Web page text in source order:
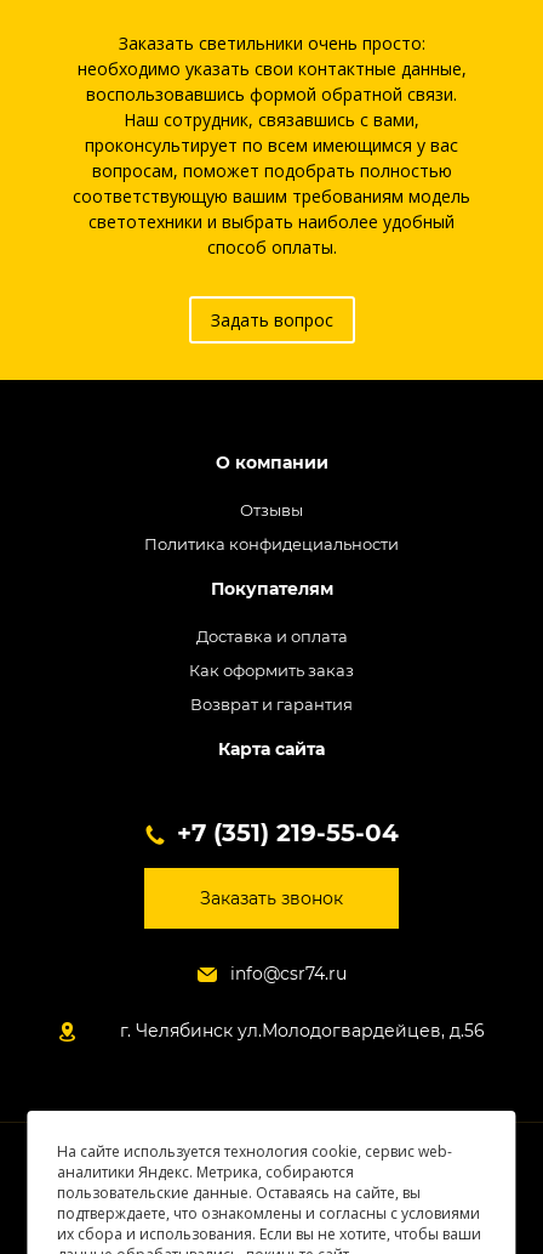
Заказать светильники очень просто:
необходимо указать свои контактные данные,
воспользовавшись формой обратной связи.
Наш сотрудник, связавшись с вами,
проконсультирует по всем имеющимся у вас
вопросам, поможет подобрать полностью
соответствующую вашим требованиям модель
светотехники и выбрать наиболее удобный
способ оплаты.
Задать вопрос
О компании
Отзывы
Политика конфидециальности
Покупателям
Доставка и оплата
Как оформить заказ
Возврат и гарантия
Карта сайта
+7 (351) 219-55-04
Заказать звонок
info@csr74.ru
г. Челябинск ул.Молодогвардейцев, д.56
© 2026 Все права защищены
На сайте используется технология cookie, сервис web-
аналитики Яндекс. Метрика, собираются
пользовательские данные. Оставаясь на сайте, вы
подтверждаете, что ознакомлены и согласны с условиями
их сбора и использования. Если вы не хотите, чтобы ваши